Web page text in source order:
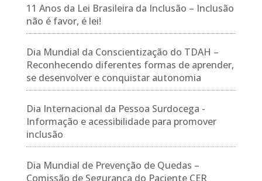
11 Anos da Lei Brasileira da Inclusão – Inclusão
não é favor, é lei!
Dia Mundial da Conscientização do TDAH –
Reconhecendo diferentes formas de aprender,
se desenvolver e conquistar autonomia
Dia Internacional da Pessoa Surdocega -
Informação e acessibilidade para promover
inclusão
Dia Mundial de Prevenção de Quedas –
Comissão de Segurança do Paciente CER